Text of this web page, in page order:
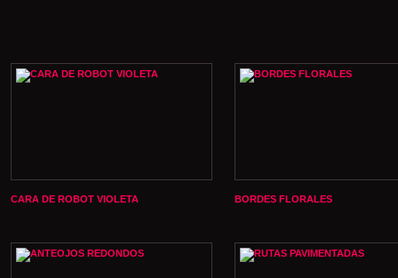
CARA DE ROBOT VIOLETA BORDES FLORALES